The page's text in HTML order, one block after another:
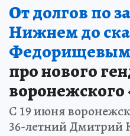
От долгов по
Нижнем до
про нового
воронежского
С 19 июня
36-летний Дмитрий